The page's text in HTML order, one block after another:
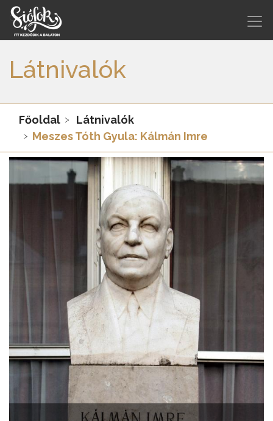
Látnivalók
Főoldal
Látnivalók
Meszes Tóth Gyula: Kálmán Imre